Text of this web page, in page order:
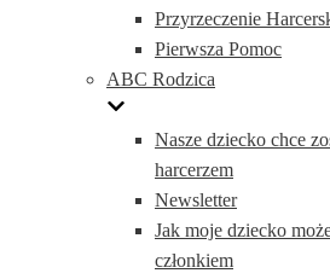
Przyrzeczenie
Pierwsza Pomoc
ABC Rodzica
Nasze dziecko chce
harcerzem
Newsletter
Jak moje dziecko
członkiem